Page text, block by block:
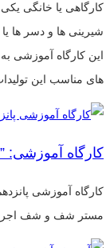
کارگاهی یا خانگی
شیرینی ها و دسر ها
این کارگاه آموزشی
های مناسب این
کارگاه آموزشی:
کارگاه آموزشی
مستر شف و شف